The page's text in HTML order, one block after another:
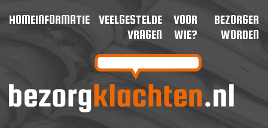
HOMEINFORMATIE
VEELGESTELDE
VRAGEN
VOOR
WIE?
BEZORGER
WORDEN